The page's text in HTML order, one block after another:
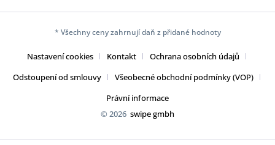
* Všechny ceny zahrnují daň z přidané hodnoty
Nastavení cookies Kontakt
Ochrana osobních údajů
Odstoupení od smlouvy
Všeobecné obchodní podmínky (VOP)
Právní informace
© 2026 swipe gmbh